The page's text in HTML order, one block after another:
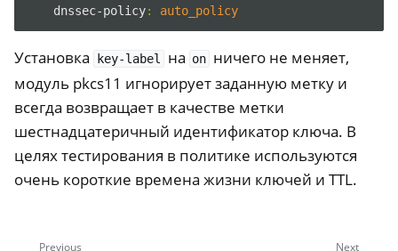
dnssec-policy: auto_policy
Установка key-label на on ничего не меняет,
модуль pkcs11 игнорирует заданную метку и
всегда возвращает в качестве метки
шестнадцатеричный идентификатор ключа. В
целях тестирования в политике используются
очень короткие времена жизни ключей и TTL.
Next
Previous